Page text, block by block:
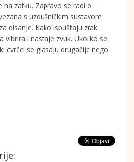
na zatku. Zapravo se radi o
s uzdušničkim sustavom
disanje. Kako ispuštaju zrak
vibrira i nastaje zvuk. Ukoliko se
cvrčci se glasaju drugačije nego